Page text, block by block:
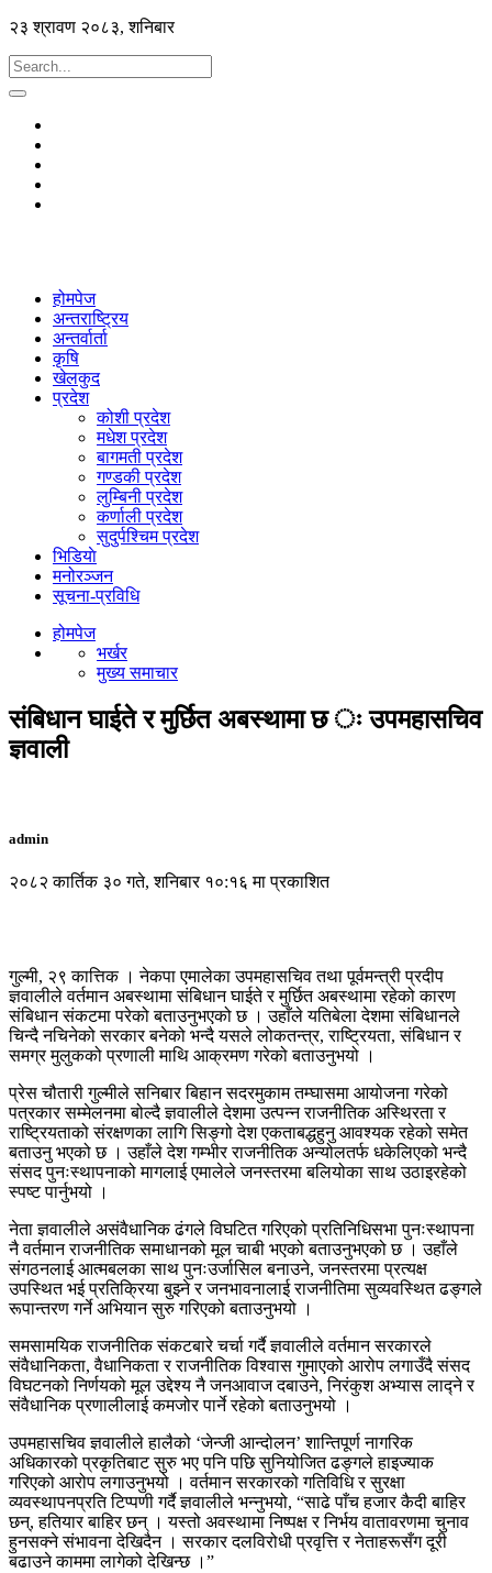
२३ श्रावण २०८३, शनिबार
होमपेज
अन्तराष्ट्रिय
अन्तर्वार्ता
कृषि
खेलकुद
प्रदेश
कोशी प्रदेश
मधेश प्रदेश
बागमती प्रदेश
गण्डकी प्रदेश
लुम्बिनी प्रदेश
कर्णाली प्रदेश
सुदुर्पश्चिम प्रदेश
भिडियाे
मनोरञ्जन
सूचना-प्रविधि
होमपेज
भर्खर
मुख्य समाचार
संबिधान घाईते र मुर्छित अबस्थामा छ ः उपमहासचिव
ज्ञवाली
admin
२०८२ कार्तिक ३० गते, शनिबार १०:१६ मा प्रकाशित
गुल्मी, २९ कात्तिक । नेकपा एमालेका उपमहासचिव तथा पूर्वमन्त्री प्रदीप
ज्ञवालीले वर्तमान अबस्थामा संबिधान घाईते र मुर्छित अबस्थामा रहेको कारण
संबिधान संकटमा परेको बताउनुभएको छ । उहाँले यतिबेला देशमा संबिधानले
चिन्दै नचिनेको सरकार बनेको भन्दै यसले लोकतन्त्र, राष्ट्रियता, संबिधान र
समग्र मुलुकको प्रणाली माथि आक्रमण गरेको बताउनुभयो ।
प्रेस चौतारी गुल्मीले सनिबार बिहान सदरमुकाम तम्घासमा आयोजना गरेको
पत्रकार सम्मेलनमा बोल्दै ज्ञवालीले देशमा उत्पन्न राजनीतिक अस्थिरता र
राष्ट्रियताको संरक्षणका लागि सिङ्गो देश एकताबद्धहुनु आवश्यक रहेको समेत
बताउनु भएको छ । उहाँले देश गम्भीर राजनीतिक अन्योलतर्फ धकेलिएको भन्दै
संसद पुनःस्थापनाको मागलाई एमालेले जनस्तरमा बलियोका साथ उठाइरहेको
स्पष्ट पार्नुभयो ।
नेता ज्ञवालीले असंवैधानिक ढंगले विघटित गरिएको प्रतिनिधिसभा पुनःस्थापना
नै वर्तमान राजनीतिक समाधानको मूल चाबी भएको बताउनुभएको छ । उहाँले
संगठनलाई आत्मबलका साथ पुनःउर्जासिल बनाउने, जनस्तरमा प्रत्यक्ष
उपस्थित भई प्रतिक्रिया बुझ्ने र जनभावनालाई राजनीतिमा सुव्यवस्थित ढङ्गले
रूपान्तरण गर्ने अभियान सुरु गरिएको बताउनुभयो ।
समसामयिक राजनीतिक संकटबारे चर्चा गर्दै ज्ञवालीले वर्तमान सरकारले
संवैधानिकता, वैधानिकता र राजनीतिक विश्वास गुमाएको आरोप लगाउँदै संसद
विघटनको निर्णयको मूल उद्देश्य नै जनआवाज दबाउने, निरंकुश अभ्यास लाद्ने र
संवैधानिक प्रणालीलाई कमजोर पार्ने रहेको बताउनुभयो ।
उपमहासचिव ज्ञवालीले हालैको ‘जेन्जी आन्दोलन’ शान्तिपूर्ण नागरिक
अधिकारको प्रकृतिबाट सुरु भए पनि पछि सुनियोजित ढङ्गले हाइज्याक
गरिएको आरोप लगाउनुभयो । वर्तमान सरकारको गतिविधि र सुरक्षा
व्यवस्थापनप्रति टिप्पणी गर्दै ज्ञवालीले भन्नुभयो, “साढे पाँच हजार कैदी बाहिर
छन्, हतियार बाहिर छन् । यस्तो अवस्थामा निष्पक्ष र निर्भय वातावरणमा चुनाव
हुनसक्ने संभावना देखिदैन । सरकार दलविरोधी प्रवृत्ति र नेताहरूसँग दूरी
बढाउने काममा लागेको देखिन्छ ।”